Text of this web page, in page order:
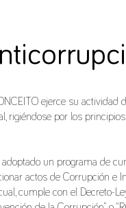
ejerce su
rigiéndose por los
adoptado un programa de
actos de Corrupción e
cual, cumple con el Decreto-